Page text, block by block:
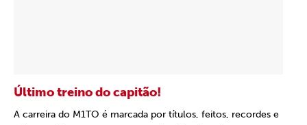
Último treino do capitão!
A carreira do M1TO é marcada por títulos, feitos, recordes e